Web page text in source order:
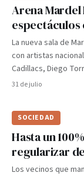
Arena
La nueva sala de
con artistas
Cadillacs, Diego
31 de julio
SOCIEDAD
Hasta un
regularizar
Los vecinos que